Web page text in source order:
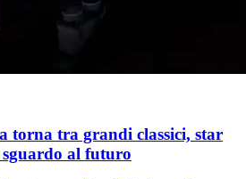
torna tra grandi classici, star
al futuro